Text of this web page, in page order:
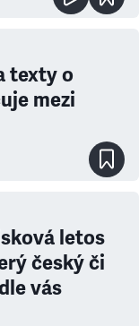
texty o
mezi
letos
český či
vás